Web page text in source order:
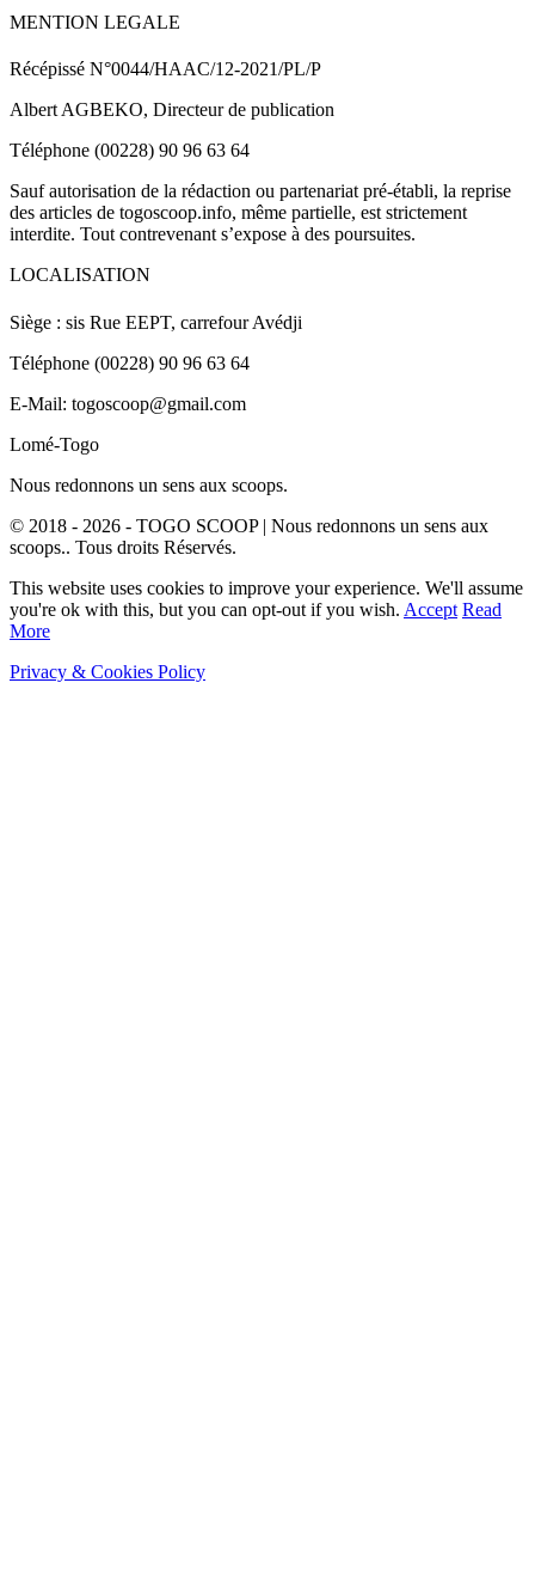
MENTION LEGALE
Récépissé N°0044/HAAC/12-2021/PL/P
Albert AGBEKO, Directeur de publication
Téléphone (00228) 90 96 63 64
Sauf autorisation de la rédaction ou partenariat pré-établi, la reprise
des articles de togoscoop.info, même partielle, est strictement
interdite. Tout contrevenant s’expose à des poursuites.
LOCALISATION
Siège : sis Rue EEPT, carrefour Avédji
Téléphone (00228) 90 96 63 64
E-Mail: togoscoop@gmail.com
Lomé-Togo
Nous redonnons un sens aux scoops.
© 2018 - 2026 - TOGO SCOOP | Nous redonnons un sens aux
scoops.. Tous droits Réservés.
This website uses cookies to improve your experience. We'll assume
you're ok with this, but you can opt-out if you wish. Accept Read
More
Privacy & Cookies Policy